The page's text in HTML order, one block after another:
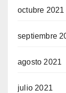
octubre 2021
septiembre
agosto 2021
julio 2021